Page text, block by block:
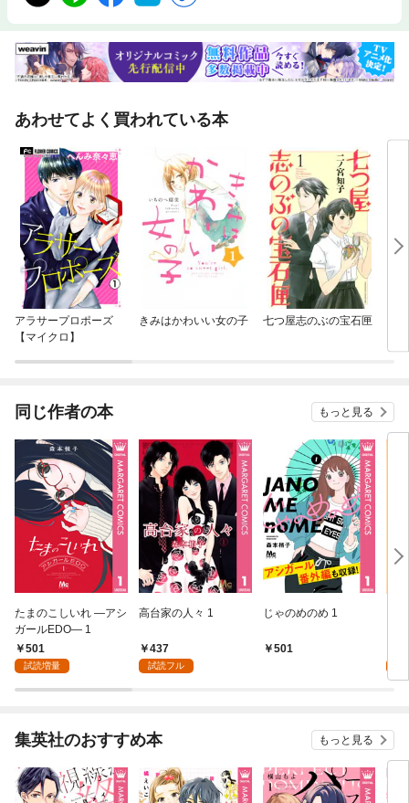
あわせてよく買われている本
アラサープロポーズ
【マイクロ】
きみはかわいい女の子 七つ屋志のぶの宝石匣
同じ作者の本 もっと見る
たまのこしいれ ―アシ
ガールEDO― 1
501
試読増量
高台家の人々 1
437
試読フル
じゃのめのめ 1
501
集英社のおすすめ本 もっと見る